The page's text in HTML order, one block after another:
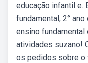
educação infantil e.
fundamental, 2°
ensino fundamental
atividades suzano!
os pedidos sobre o